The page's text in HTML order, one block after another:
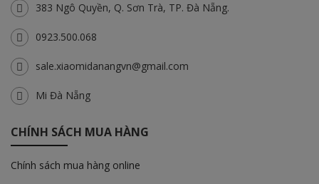
383 Ngô Quyền, Q. Sơn Trà, TP. Đà Nẵng.
0923.500.068
sale.xiaomidanangvn@gmail.com
Mi Đà Nẵng
CHÍNH SÁCH MUA HÀNG
Chính sách mua hàng online